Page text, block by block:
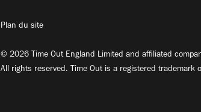
Plan du site
© 2026 Time Out England Limited and affiliated
All rights reserved. Time Out is a registered trademark